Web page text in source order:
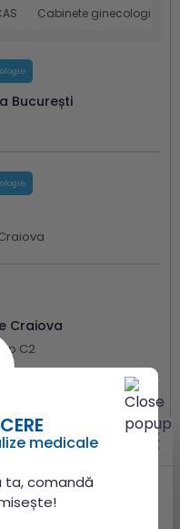
Cabinete ginecologice
București
Craiova
C2
medicale
ta, comandă